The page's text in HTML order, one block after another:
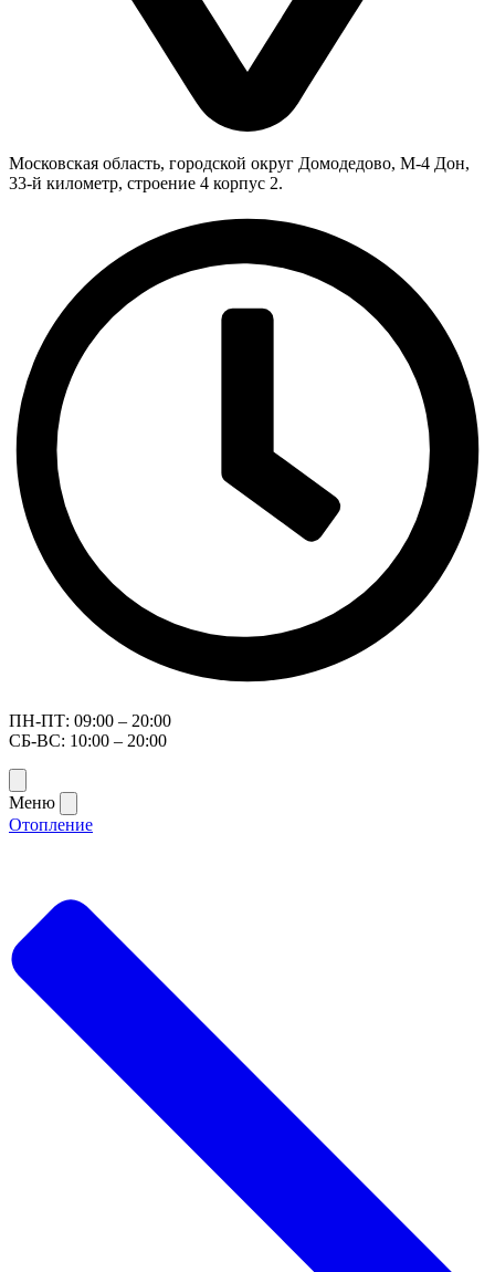
Московская область, городской округ Домодедово, М-4 Дон,
33-й километр, строение 4 корпус 2.
ПН-ПТ: 09:00 – 20:00
СБ-ВС: 10:00 – 20:00
Меню
Отопление